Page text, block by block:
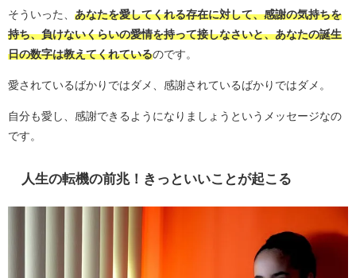
そういった、 あなたを愛してくれる存在に対して、感謝の気持ちを
持ち、負けないくらいの愛情を持って接しなさいと、あなたの誕生
日の数字は教えてくれているのです。
愛されているばかりではダメ、感謝されているばかりではダメ。
自分も愛し、感謝できるようになりましょうというメッセージなの
です。
人生の転機の前兆！きっといいことが起こる